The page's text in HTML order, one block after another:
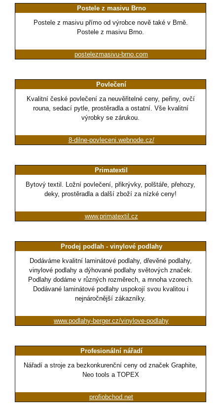
Postele z masivu Brno
Postele z masivu přímo od výrobce nově také v Brně.
Postele z masivu Brno.
postelezmasivu-brno.com
Povlečení
Kvalitní české povlečení za neuvěřitelné ceny, peřiny, ovčí
rouna, sedací pytle, prostěradla a ostatní. Vše kvalitní
výrobky se zárukou.
8-dilne-povleceni.webnode.cz/
Primatextil
Bytový textil. Ložní povlečení, přikrývky, polštáře, přehozy,
deky, prostěradla a další zboží za nízké ceny!
www.primatextil.cz
Prodej podlah - vinylové podlahy
Dodáváme kvalitní laminátové podlahy, dřevěné podlahy,
vinylové podlahy a dýhované podlahy světových značek.
Podlahy dodáme v různých rozměrech, a mnoha vzorech.
Dodávané laminátové podlahy uspokojí svou kvalitou i
nejnáročnější zákazníky.
www.podlahy-berger.cz/vinylove-podlahy
Profesionální nářadí
Nářadí a stroje za bezkonkurenční ceny od značek Graphite,
Neo tools a TOPEX
profiobchod.net